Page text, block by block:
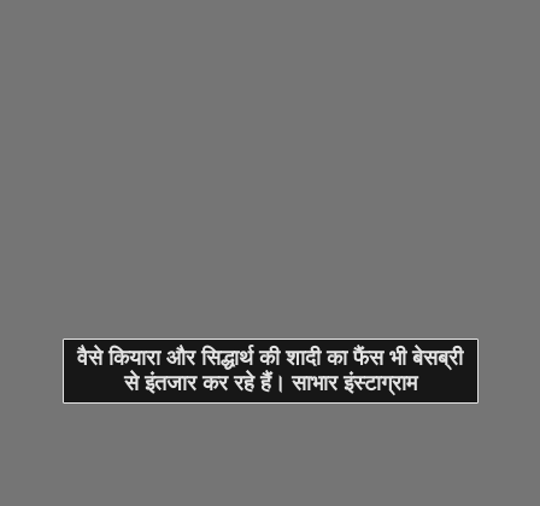
वैसे कियारा और सिद्धार्थ की शादी का फैंस भी बेसब्री
से इंतजार कर रहे हैं। साभार इंस्टाग्राम